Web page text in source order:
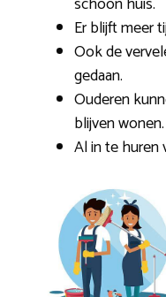
Er blijft meer
Ook de
gedaan.
Ouderen
blijven wonen.
Al in te huren